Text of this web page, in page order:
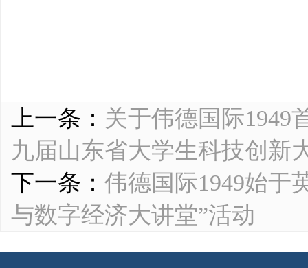
上一条： 关于伟德国际1949
九届山东省大学生科技创新
下一条： 伟德国际1949始于
与数字经济大讲堂”活动